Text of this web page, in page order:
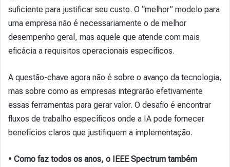
suficiente para justificar seu custo. O “melhor” modelo para
uma empresa não é necessariamente o de melhor
desempenho geral, mas aquele que atende com mais
eficácia a requisitos operacionais específicos.
A questão-chave agora não é sobre o avanço da tecnologia,
mas sobre como as empresas integrarão efetivamente
essas ferramentas para gerar valor. O desafio é encontrar
fluxos de trabalho específicos onde a IA pode fornecer
benefícios claros que justifiquem a implementação.
• Como faz todos os anos, o IEEE Spectrum também